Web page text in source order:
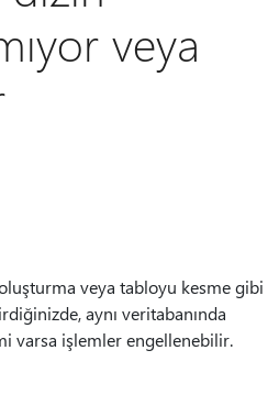
veya
veya tabloyu kesme gibi
aynı veritabanında
varsa işlemler engellenebilir.